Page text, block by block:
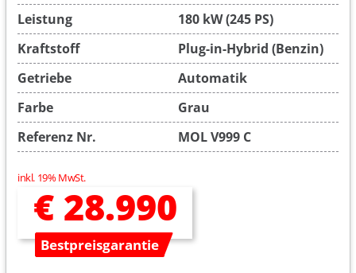
Leistung
180 kW (245 PS)
Kraftstoff
Plug-in-Hybrid (Benzin)
Getriebe
Automatik
Farbe
Grau
Referenz Nr.
MOL V999 C
inkl. 19% MwSt.
€ 28.990
Bestpreisgarantie